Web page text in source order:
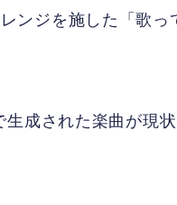
ンジを施した「歌っ
成された楽曲が現